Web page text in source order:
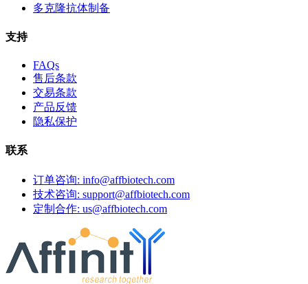
多克隆抗体制备
支持
FAQs
售后条款
交易条款
产品反馈
隐私保护
联系
订单咨询: info@affbiotech.com
技术咨询: support@affbiotech.com
定制合作: us@affbiotech.com